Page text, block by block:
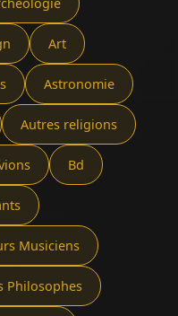
Art
Astronomie
Autres religions
Bd
Musiciens
Philosophes